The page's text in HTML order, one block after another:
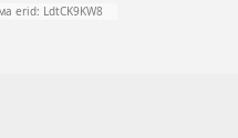
erid: LdtCK9KW8